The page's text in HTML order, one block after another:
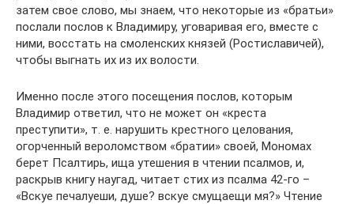
затем свое слово, мы знаем, что некоторые из «братьи»
послали послов к Владимиру, уговаривая его, вместе с
ними, восстать на смоленских князей (Ростиславичей),
чтобы выгнать их из их волости.
Именно после этого посещения послов, которым
Владимир ответил, что не может он «креста
преступити», т. е. нарушить крестного целования,
огорченный вероломством «братии» своей, Мономах
берет Псалтирь, ища утешения в чтении псалмов, и,
раскрыв книгу наугад, читает стих из псалма 42-го –
«Вскуе печалуеши, душе? вскуе смущаещи мя?» Чтение